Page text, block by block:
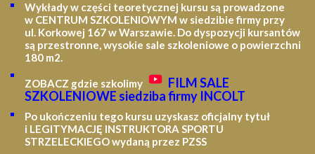
Wykłady w części teoretycznej kursu są prowadzone
w CENTRUM SZKOLENIOWYM w siedzibie firmy przy
ul. Korkowej 167 w Warszawie. Do dyspozycji kursantów
są przestronne, wysokie sale szkoleniowe o powierzchni
180 m2.
ZOBACZ gdzie szkolimy
FILM SALE
SZKOLENIOWE siedziba firmy INCOLT
Po ukończeniu tego kursu uzyskasz oficjalny tytuł
i LEGITYMACJĘ INSTRUKTORA SPORTU
STRZELECKIEGO wydaną przez PZSS